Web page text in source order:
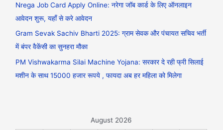
Nrega Job Card Apply Online: नरेगा जॉब कार्ड के लिए ऑनलाइन
आवेदन शुरू, यहाँ से करे आवेदन
Gram Sevak Sachiv Bharti 2025: ग्राम सेवक और पंचायत सचिव भर्ती
में बंपर वैकेंसी का सुनहरा मौका
PM Vishwakarma Silai Machine Yojana: सरकार दे रही फ्री सिलाई
मशीन के साथ 15000 हजार रूपये , फायदा अब हर महिला को मिलेगा
August 2026